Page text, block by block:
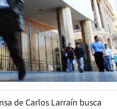
de Carlos Larraín busca